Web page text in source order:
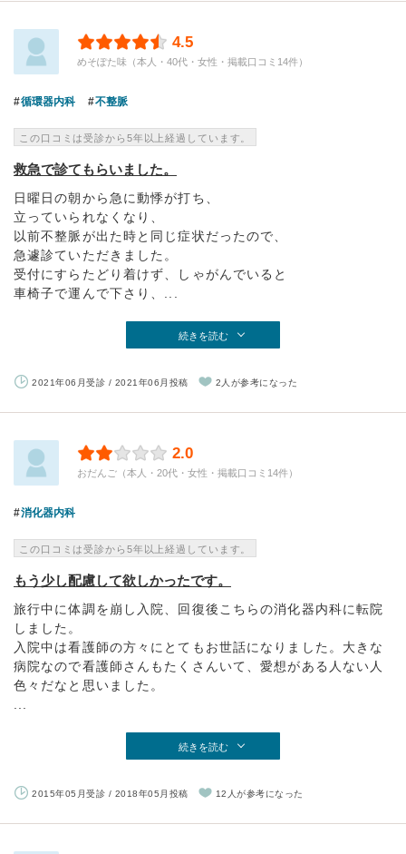
4.5
めそぽた味（本人・40代・女性・掲載口コミ14件）
循環器内科 不整脈
この口コミは受診から5年以上経過しています。
救急で診てもらいました。
日曜日の朝から急に動悸が打ち、
立っていられなくなり、
以前不整脈が出た時と同じ症状だったので、
急遽診ていただきました。
受付にすらたどり着けず、しゃがんでいると
車椅子で運んで下さり、...
続きを読む
2021年06月受診 / 2021年06月投稿 2人が参考になった
2.0
おだんご（本人・20代・女性・掲載口コミ14件）
消化器内科
この口コミは受診から5年以上経過しています。
もう少し配慮して欲しかったです。
旅行中に体調を崩し入院、回復後こちらの消化器内科に転院
しました。
入院中は看護師の方々にとてもお世話になりました。大きな
病院なので看護師さんもたくさんいて、愛想がある人ない人
色々だなと思いました。
続きを読む
2015年05月受診 / 2018年05月投稿 12人が参考になった